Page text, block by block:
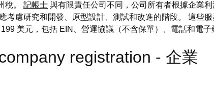
稅。 記帳士 與有限責任公司不同，公司所有者根據企業
考慮研究和開發、原型設計、測試和改進的階段。 這些
美元，包括 EIN、營運協議（不含保單）、電話和電子
registration - 企業